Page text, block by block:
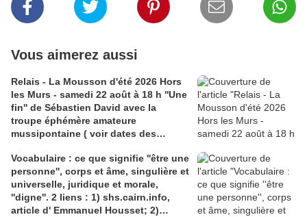
Vous aimerez aussi
Relais - La Mousson d'été 2026 Hors
les Murs - samedi 22 août à 18 h ''Une
fin'' de Sébastien David avec la
troupe éphémère amateure
mussipontaine ( voir dates des
dramaturgie Lola Molina à l’Espace
Saint-Laurent, Pont-à-Mousson 2
liens : 1) lien meec.org; 2)
lemeac.com
Vocabulaire : ce que signifie ''être une
personne'', corps et âme, singulière et
universelle, juridique et morale,
''digne''. 2 liens : 1) shs.cairn.info,
article d' Emmanuel Housset; 2)